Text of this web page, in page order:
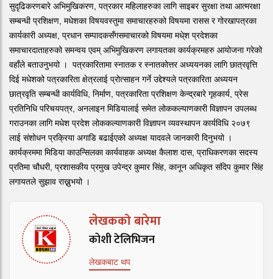
सुदृढिकरणबारे अभिमुखिकरण, पत्रकार महिलाहरुका लागि साइबर सुरक्षा तथा आत्मरक्षा
सम्बन्धी प्रशिक्षण, मधेशका विषयवस्तुमा समाचारहरुको विषयमा रासस र गोरखापत्रका
कार्यकारी अध्यक्ष, प्रधान सम्पादकसँगसमाचारको विषयमा मधे्श प्रदेशका
समाचारदाताहरुको समन्वय एवम् अभिमुखिकरण लगायतका कार्यक्रमहरु आयोजना गरेको
वहाँले बताउनुभयो । पत्रकारितामा स्नातक र स्नातकोत्तर अध्ययनका लागि छात्रवृत्ति
दिई मधेशको पत्रकारिता क्षेत्रलाई प्रोत्साहन गर्ने उद्देश्यले पत्रकारिता अध्ययन
छात्रवृति सम्बन्धी कार्यविधि, निर्माण, पत्रकारिता प्रशिक्षण केन्द्रबारे गृहकार्य, प्रेस
प्रतिनिधि परिचयपत्र, अनलाइन मिडियालाई समेत लोककल्याणकारी विज्ञापन उपलब्ध
गराउनका लागि मधेश प्रदेश लोककल्याणकारी विज्ञापन व्यवस्थापन कार्यविधि २०७९
लाई संशोधन प्रक्रिया अगाडि बढाईएको अध्यक्ष यादवले जानकारी दिनुभयो ।
कार्यक्रममा मिडिया काउन्सिलका कार्यवाहक अध्यक्ष कैलाश दास, प्राधिकरणका सदस्य
प्रतिमा चौधरी, प्रशासकीय प्रमुख उपेन्द्र कुमार सिंह, कानून अधिकृत संदिप कुमार सिंह
लगायतले सुझाव राख्नुभयो ।
लेखकको बारेमा
कोशी टेलिभिजन
लेखकबाट थप